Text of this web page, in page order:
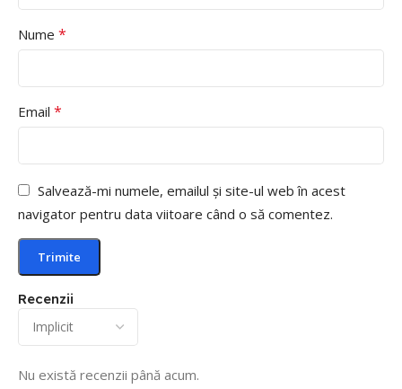
Recenzii
Nu există recenzii până acum.
Nume *
Email *
Salvează-mi numele, emailul și site-ul web în acest
navigator pentru data viitoare când o să comentez.